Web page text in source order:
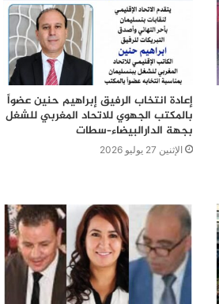
إعادة انتخاب الرفيق إبراهيم حنين عضواً
بالمكتب الجهوي للاتحاد المغربي للشغل
بجهة الدارالبيضاء–سطات
الإثنين 27 يوليو 2026